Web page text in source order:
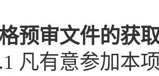
预审文件的获
凡有意参加本